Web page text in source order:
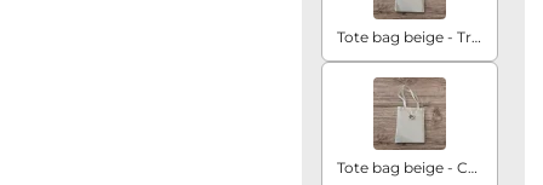
Tote bag beige - Tricot
Tote bag beige - Canard